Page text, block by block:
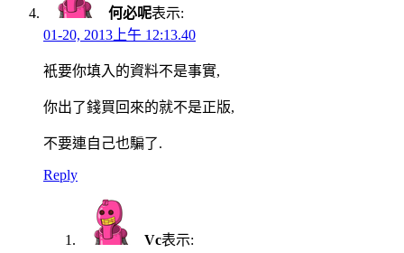
何必呢表示:
01-20, 2013上午 12:13.40
衹要你填入的資料不是事實,
你出了錢買回來的就不是正版,
不要連自己也騙了.
Reply
Vc表示: